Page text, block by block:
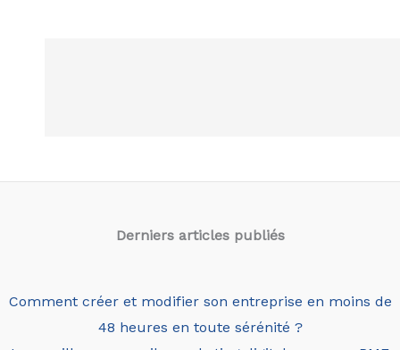
Derniers articles publiés
Comment créer et modifier son entreprise en moins de
48 heures en toute sérénité ?